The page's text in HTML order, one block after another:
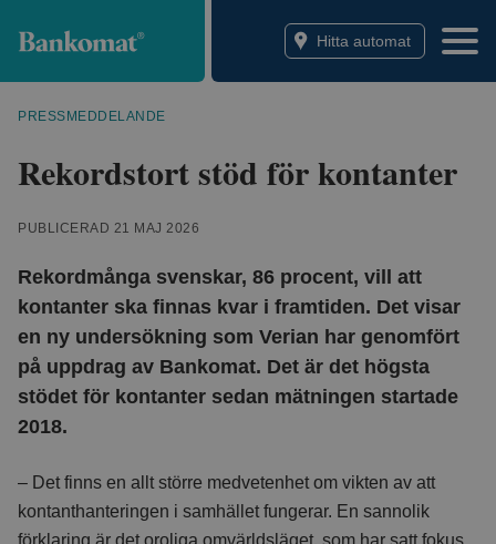
Bankomat Hitta automat
PRESSMEDDELANDE
Rekordstort stöd för kontanter
PUBLICERAD 21 MAJ 2026
Rekordmånga svenskar, 86 procent, vill att
kontanter ska finnas kvar i framtiden. Det visar
en ny undersökning som Verian har genomfört
på uppdrag av Bankomat. Det är det högsta
stödet för kontanter sedan mätningen startade
2018.
– Det finns en allt större medvetenhet om vikten av att
kontanthanteringen i samhället fungerar. En sannolik
förklaring är det oroliga omvärldsläget, som har satt fokus